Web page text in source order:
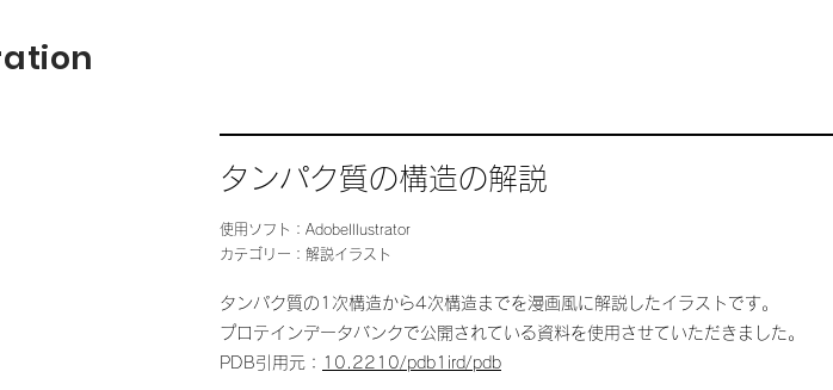
タンパク質の構造の解説
使用ソフト：AdobeIllustrator
カテゴリー：解説イラスト
タンパク質の1次構造から4次構造までを漫画風に解説したイラストです。
プロテインデータバンクで公開されている資料を使用させていただきました。
PDB引用元：
10.2210/pdb1ird/pdb